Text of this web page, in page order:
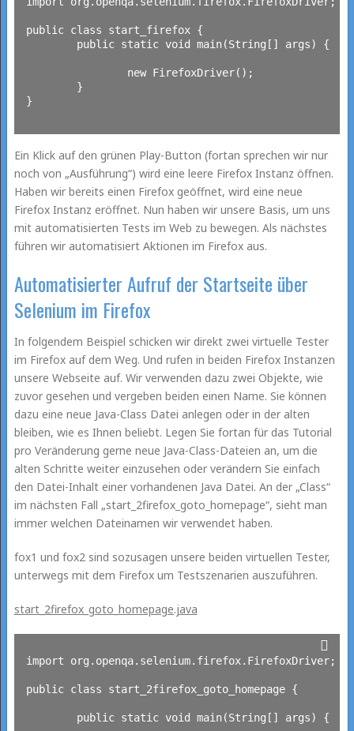
public class start_firefox {
}
Ein Klick auf den grünen Play-Button (fortan sprechen wir nur
noch von „Ausführung“) wird eine leere Firefox Instanz öffnen.
Haben wir bereits einen Firefox geöffnet, wird eine neue
Firefox Instanz eröffnet. Nun haben wir unsere Basis, um uns
mit automatisierten Tests im Web zu bewegen. Als nächstes
führen wir automatisiert Aktionen im Firefox aus.
Automatisierter Aufruf der Startseite über
Selenium im Firefox
In folgendem Beispiel schicken wir direkt zwei virtuelle Tester
im Firefox auf dem Weg. Und rufen in beiden Firefox Instanzen
unsere Webseite auf. Wir verwenden dazu zwei Objekte, wie
zuvor gesehen und vergeben beiden einen Name. Sie können
dazu eine neue Java-Class Datei anlegen oder in der alten
bleiben, wie es Ihnen beliebt. Legen Sie fortan für das Tutorial
pro Veränderung gerne neue Java-Class-Dateien an, um die
alten Schritte weiter einzusehen oder verändern Sie einfach
den Datei-Inhalt einer vorhandenen Java Datei. An der „Class“
im nächsten Fall „start_2firefox_goto_homepage“, sieht man
immer welchen Dateinamen wir verwendet haben.
fox1 und fox2 sind sozusagen unsere beiden virtuellen Tester,
unterwegs mit dem Firefox um Testszenarien auszuführen.
start_2firefox_goto_homepage.java
import org.openqa.selenium.firefox.FirefoxDriver;
public class start_2firefox_goto_homepage {